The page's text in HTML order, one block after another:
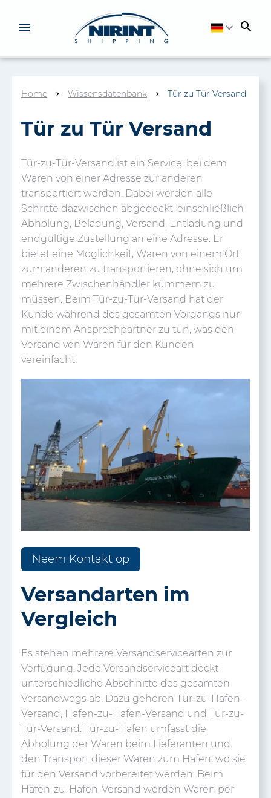
Home Wissensdatenbank Tür zu Tür Versand
Tür zu Tür Versand
Tür-zu-Tür-Versand ist ein Service, bei dem
Waren von einer Adresse zur anderen
transportiert werden. Dabei werden alle
Schritte dazwischen abgedeckt, einschließlich
Abholung, Beladung, Versand, Entladung und
endgültige Zustellung an eine Adresse. Er
bietet eine Möglichkeit, Waren von einem Ort
zum anderen zu transportieren, ohne sich um
mehrere Zwischenhändler kümmern zu
müssen. Beim Tür-zu-Tür-Versand hat der
Kunde während des gesamten Vorgangs nur
mit einem Ansprechpartner zu tun, was den
Versand von Waren für den Kunden
vereinfacht.
Neem Kontakt op
Versandarten im
Vergleich
Es stehen mehrere Versandservicearten zur
Verfügung. Jede Versandserviceart deckt
unterschiedliche Abschnitte des gesamten
Versandwegs ab. Dazu gehören Tür-zu-Hafen-
Versand, Hafen-zu-Hafen-Versand und Tür-zu-
Tür-Versand. Tür-zu-Hafen umfasst die
Abholung der Waren beim Lieferanten und
den Transport dieser Waren zum Hafen, wo sie
für den Versand vorbereitet werden. Beim
Hafen-zu-Hafen-Versand werden Waren per